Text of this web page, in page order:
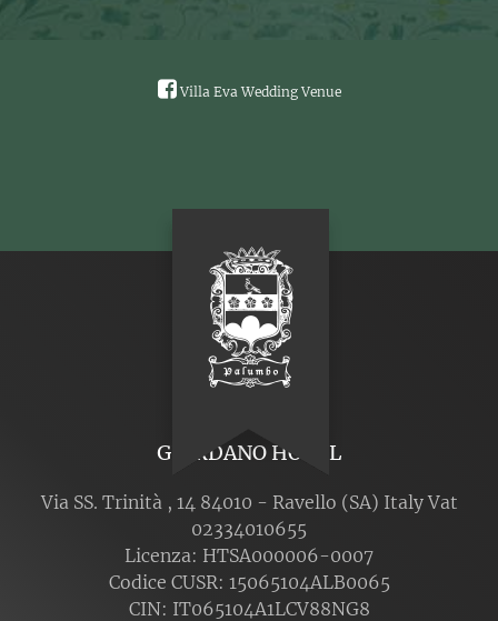
Villa Eva Wedding Venue
GIORDANO HOTEL
Via SS. Trinità , 14 84010 - Ravello (SA) Italy Vat
02334010655
Licenza: HTSA000006-0007
Codice CUSR: 15065104ALB0065
CIN: IT065104A1LCV88NG8